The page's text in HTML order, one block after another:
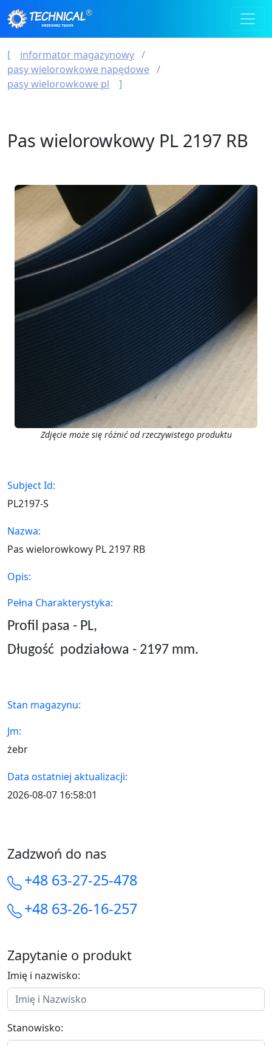
informator magazynowy
pasy wielorowkowe napędowe
pasy wielorowkowe pl
Pas wielorowkowy PL 2197 RB
Zdjęcie może się różnić od rzeczywistego produktu
Subject Id:
PL2197-S
Nazwa:
Pas wielorowkowy PL 2197 RB
Opis:
Pełna Charakterystyka:
Profil pasa - PL,
Długość podziałowa - 2197 mm.
Stan magazynu:
Jm:
żebr
Data ostatniej aktualizacji:
2026-08-07 16:58:01
Zadzwoń do nas
+48 63-27-25-478
+48 63-26-16-257
Zapytanie o produkt
Imię i nazwisko:
Stanowisko: